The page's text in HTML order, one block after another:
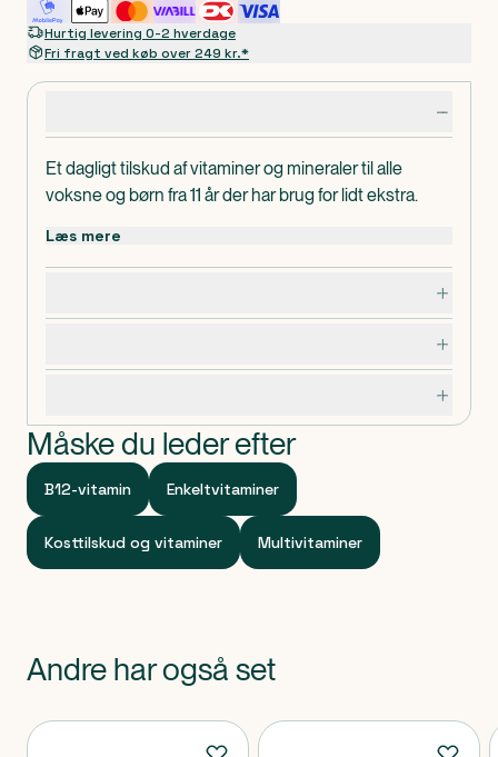
Et dagligt tilskud af vitaminer og mineraler til alle
voksne og børn fra 11 år der har brug for lidt ekstra.
Læs mere
Måske du leder efter
B12-vitamin Enkeltvitaminer
Kosttilskud og vitaminer Multivitaminer
Hurtig levering 0-2 hverdage
Fri fragt ved køb over 249 kr.*
Andre har også set
Produkter